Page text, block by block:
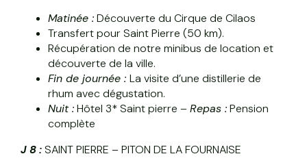
Matinée :Découverte du Cirque de Cilaos
Transfert pour Saint Pierre (50 km).
Récupération de notre minibus de location et
découverte de la ville.
Fin de journée : La visite d’une distillerie de
rhum avec dégustation.
Nuit :Hôtel 3* Saint pierre –Repas :Pension
complète
J 8 :SAINT PIERRE – PITON DE LA FOURNAISE